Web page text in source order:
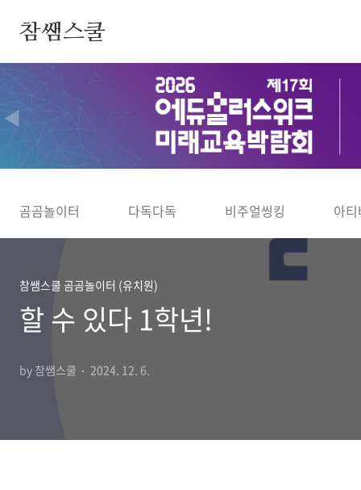
참쌤스쿨
◀
곰곰놀이터 다독다독 비주얼씽킹 아
참쌤스쿨 곰곰놀이터 (유치원)
할 수 있다 1학년!
by 참쌤스쿨 2024. 12. 6.